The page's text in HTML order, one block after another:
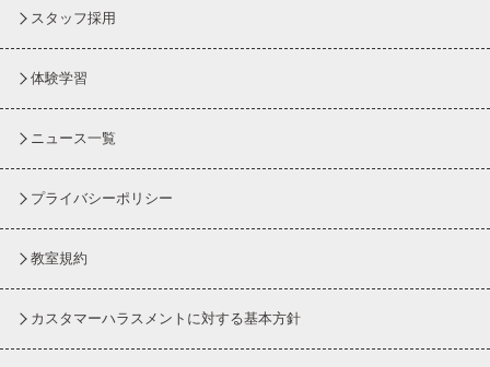
スタッフ採用
体験学習
ニュース一覧
プライバシーポリシー
教室規約
カスタマーハラスメントに対する基本方針